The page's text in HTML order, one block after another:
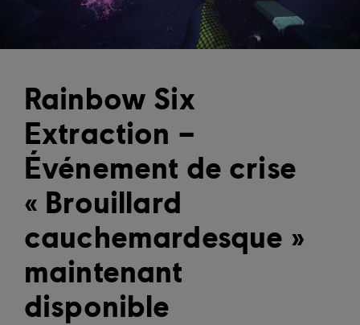
Rainbow Six
Extraction –
Événement de crise
« Brouillard
cauchemardesque »
maintenant
disponible